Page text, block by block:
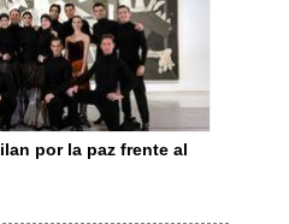
por la paz frente al